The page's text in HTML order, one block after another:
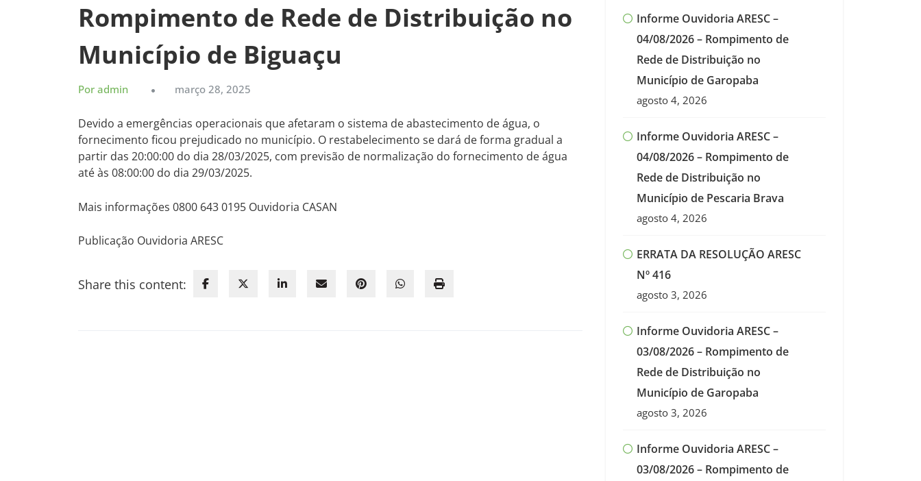
Rompimento de Rede de Distribuição no
Município de Biguaçu
Por admin março 28, 2025
Devido a emergências operacionais que afetaram o sistema de abastecimento de água, o
fornecimento ficou prejudicado no município. O restabelecimento se dará de forma gradual a
partir das 20:00:00 do dia 28/03/2025, com previsão de normalização do fornecimento de água
até às 08:00:00 do dia 29/03/2025.
Mais informações 0800 643 0195 Ouvidoria CASAN
Publicação Ouvidoria ARESC
Share this content:
Informe Ouvidoria ARESC –
04/08/2026 – Rompimento de
Rede de Distribuição no
Município de Garopaba
agosto 4, 2026
Informe Ouvidoria ARESC –
04/08/2026 – Rompimento de
Rede de Distribuição no
Município de Pescaria Brava
agosto 4, 2026
ERRATA DA RESOLUÇÃO ARESC
Nº 416
agosto 3, 2026
Informe Ouvidoria ARESC –
03/08/2026 – Rompimento de
Rede de Distribuição no
Município de Garopaba
agosto 3, 2026
Informe Ouvidoria ARESC –
03/08/2026 – Rompimento de